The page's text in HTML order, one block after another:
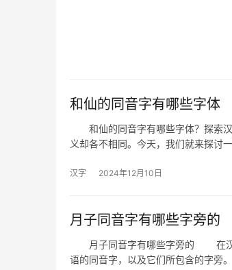
和仙的同音字有哪些字体
和仙的同音字有哪些字体？探索
义却各不相同。今天，我们就来探讨
汉字 2024年12月10日
月子同音字有哪些字旁的
月子同音字有哪些字旁的 在汉字
语的同音字，以及它们所包含的字